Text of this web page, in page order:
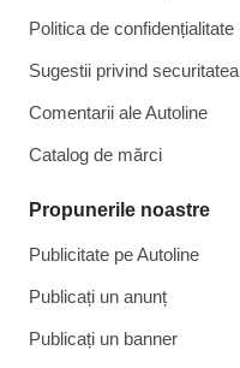
Politica de confidențialitate
Sugestii privind securitatea
Comentarii ale Autoline
Catalog de mărcі
Propunerile noastre
Publicitate pe Autoline
Publicați un anunț
Publicați un banner